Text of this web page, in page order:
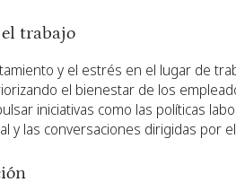
trabajo
y el estrés en el lugar de
el bienestar de los
iniciativas como las políticas
y las conversaciones dirigidas por